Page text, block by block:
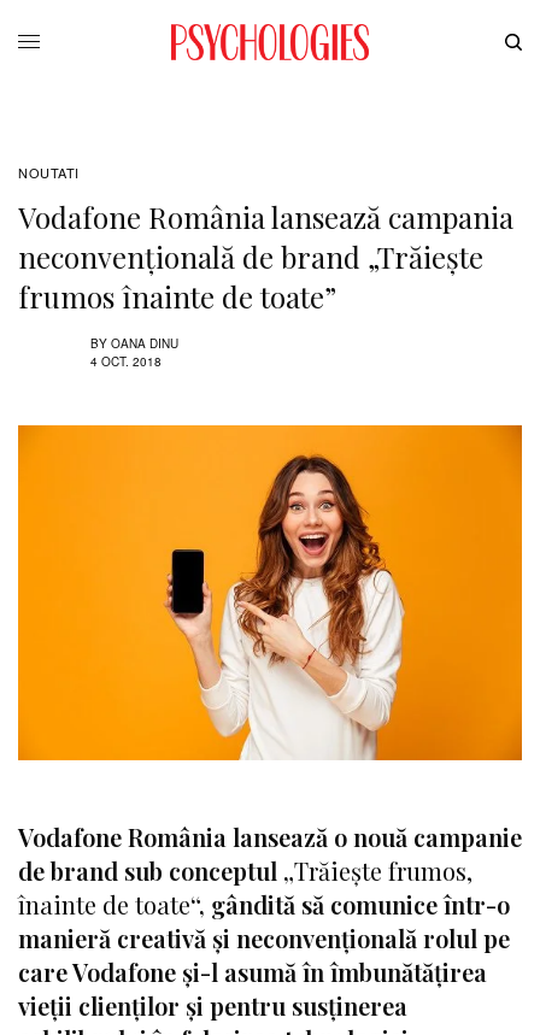
NOUTATI
Vodafone România lansează campania
neconvențională de brand „Trăiește
frumos înainte de toate”
BY OANA DINU
4 OCT. 2018
Vodafone România lansează o nouă campanie
de brand sub conceptul „Trăiește frumos,
înainte de toate“, gândită să comunice într-o
manieră creativă și neconvențională rolul pe
care Vodafone și-l asumă în îmbunătățirea
vieții clienților și pentru susținerea